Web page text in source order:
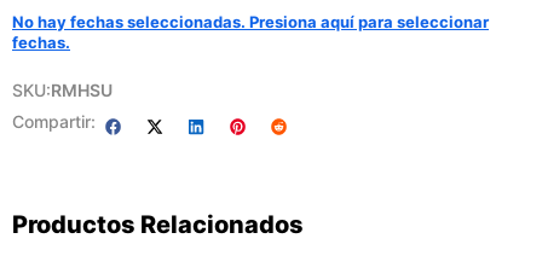
No hay fechas seleccionadas. Presiona aquí para seleccionar
fechas.
SKU:RMHSU
Compartir:
Productos Relacionados